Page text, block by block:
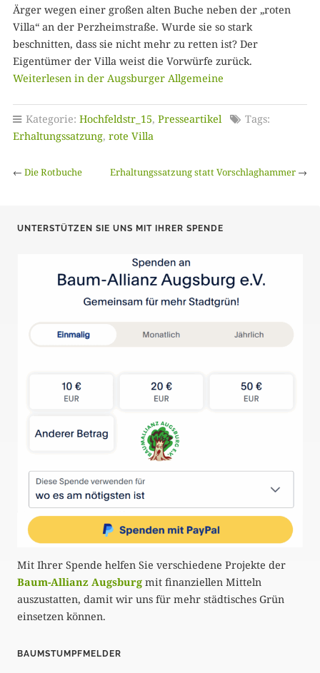
Ärger wegen einer großen alten Buche neben der „roten
Villa“ an der Perzheimstraße. Wurde sie so stark
beschnitten, dass sie nicht mehr zu retten ist? Der
Eigentümer der Villa weist die Vorwürfe zurück.
Weiterlesen in der Augsburger Allgemeine
Kategorie: Hochfeldstr_15, Presseartikel
Tags:
Erhaltungssatzung, rote Villa
← Die Rotbuche Erhaltungssatzung statt Vorschlaghammer →
UNTERSTÜTZEN SIE UNS MIT IHRER SPENDE
Mit Ihrer Spende helfen Sie verschiedene Projekte der
Baum-Allianz Augsburg mit finanziellen Mitteln
auszustatten, damit wir uns für mehr städtisches Grün
einsetzen können.
BAUMSTUMPFMELDER